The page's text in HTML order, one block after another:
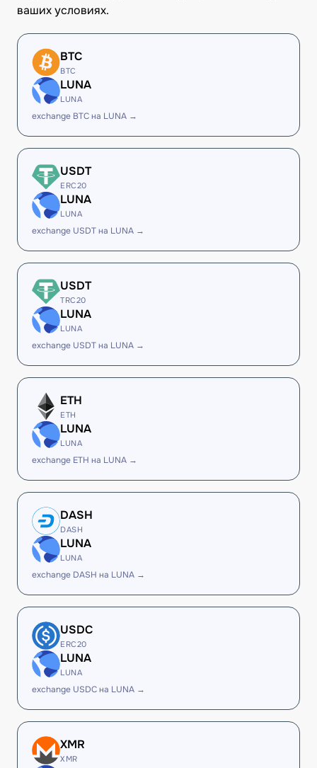
ваших условиях.
BTC
BTC
LUNA
LUNA
exchange BTC на LUNA →
USDT
ERC20
LUNA
LUNA
exchange USDT на LUNA →
USDT
TRC20
LUNA
LUNA
exchange USDT на LUNA →
ETH
ETH
LUNA
LUNA
exchange ETH на LUNA →
DASH
DASH
LUNA
LUNA
exchange DASH на LUNA →
USDC
ERC20
LUNA
LUNA
exchange USDC на LUNA →
XMR
XMR